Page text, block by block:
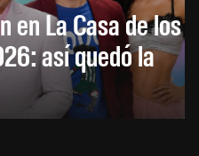
en La Casa de los
así quedó la